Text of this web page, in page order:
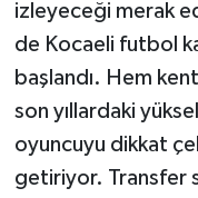
izleyeceği merak
de Kocaeli futbol
başlandı. Hem
son yıllardaki
oyuncuyu dikkat
getiriyor. Transfer